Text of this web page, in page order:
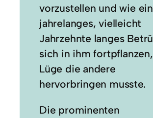
vorzustellen und wie ein
jahrelanges, vielleicht
Jahrzehnte langes
sich in ihm
Lüge die andere
hervorbringen musste.
Die prominenten